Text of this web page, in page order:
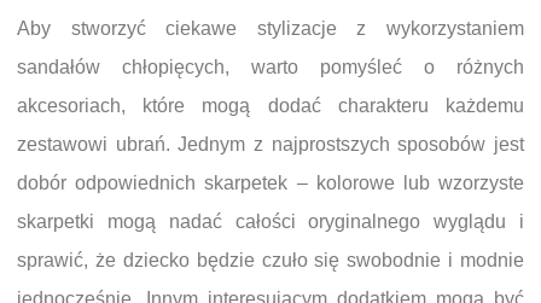
Aby stworzyć ciekawe stylizacje z wykorzystaniem
sandałów chłopięcych, warto pomyśleć o różnych
akcesoriach, które mogą dodać charakteru każdemu
zestawowi ubrań. Jednym z najprostszych sposobów jest
dobór odpowiednich skarpetek – kolorowe lub wzorzyste
skarpetki mogą nadać całości oryginalnego wyglądu i
sprawić, że dziecko będzie czuło się swobodnie i modnie